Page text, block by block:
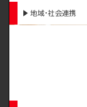
地域・社会連携